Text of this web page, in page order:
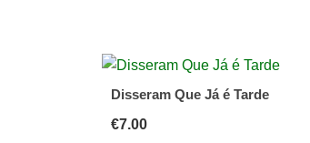
Disseram Que Já é Tarde
€7.00